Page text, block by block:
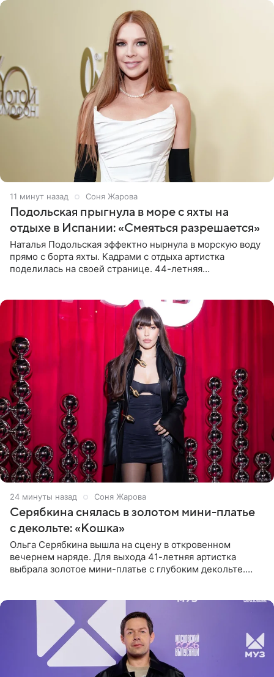
12 минут назад Соня Жарова
Подольская прыгнула в море с яхты на
отдыхе в Испании: «Смеяться разрешается»
Наталья Подольская эффектно нырнула в морскую воду
прямо с борта яхты. Кадрами с отдыха артистка
поделилась на своей странице. 44-летняя
25 минут назад Соня Жарова
Серябкина снялась в золотом мини-платье
с декольте: «Кошка»
Ольга Серябкина вышла на сцену в откровенном
вечернем наряде. Для выхода 41-летняя артистка
выбрала золотое мини-платье с глубоким декольте.